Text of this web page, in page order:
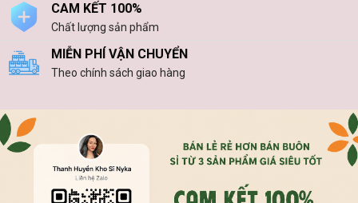
CAM KẾT 100%
Chất lượng sản phẩm
MIỄN PHÍ VẬN CHUYỂN
Theo chính sách giao hàng